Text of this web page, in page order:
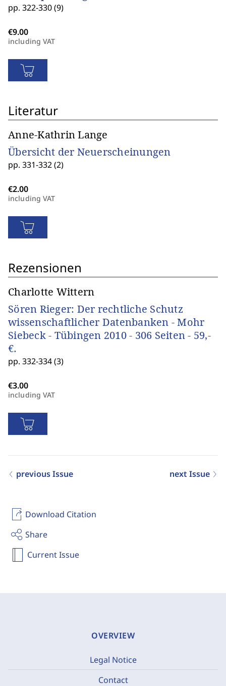
Download Citation
Share
Current Issue
pp. 322-330 (9)
including VAT
Literatur
Anne-Kathrin Lange
Übersicht der Neuerscheinungen
pp. 331-332 (2)
including VAT
Rezensionen
Charlotte Wittern
Sören Rieger: Der rechtliche Schutz
wissenschaftlicher Datenbanken - Mohr
Siebeck - Tübingen 2010 - 306 Seiten - 59,-
€.
pp. 332-334 (3)
including VAT
previous Issue next Issue
OVERVIEW
Legal Notice
Contact